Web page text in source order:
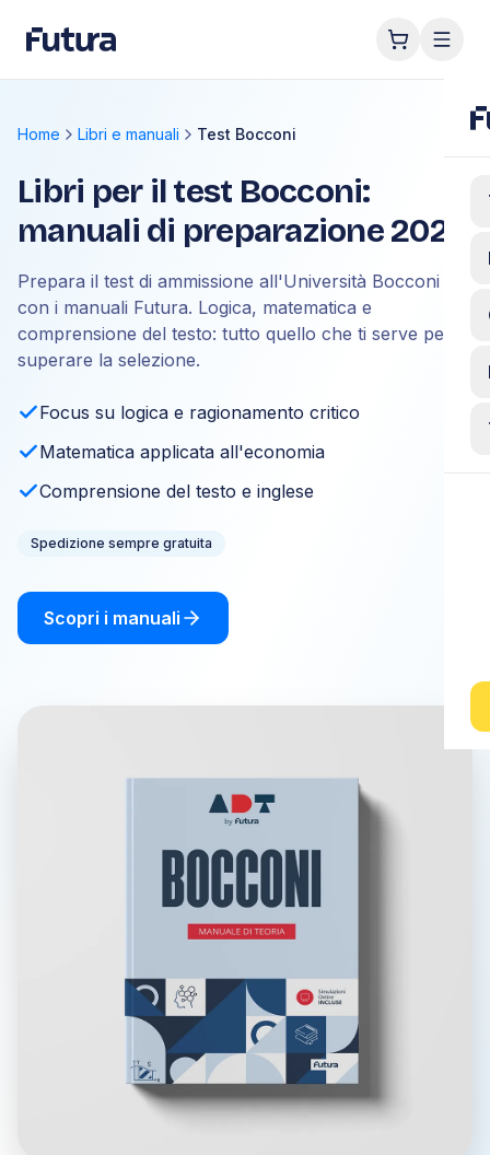
Home Libri e manuali Test Bocconi
Libri per il test Bocconi:
manuali di preparazione 2026
Prepara il test di ammissione all'Università Bocconi
con i manuali Futura. Logica, matematica e
comprensione del testo: tutto quello che ti serve per
superare la selezione.
Focus su logica e ragionamento critico
Matematica applicata all'economia
Comprensione del testo e inglese
Spedizione sempre gratuita
Scopri i manuali